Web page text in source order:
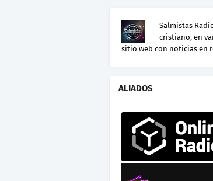
Salmistas
cristiano, en
sitio web con noticias en
ALIADOS